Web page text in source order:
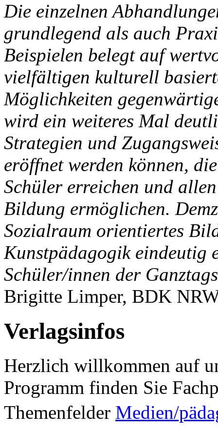
Die einzelnen
grundlegend als auch
Beispielen belegt auf
vielfältigen kulturell
Möglichkeiten
wird ein weiteres Mal
Strategien und
eröffnet werden können,
Schüler erreichen und
Bildung ermöglichen.
Sozialraum orientiertes
Kunstpädagogik eindeutig
Schüler/innen der
Brigitte Limper, BDK
Verlagsinfos
Herzlich willkommen auf
Programm finden Sie
Themenfelder Medien/